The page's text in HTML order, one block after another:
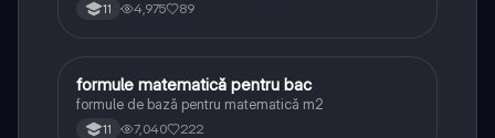
11 4,975 89
Matematică
formule matematică pentru bac
formule de bază pentru matematică m2
11 7,040 222